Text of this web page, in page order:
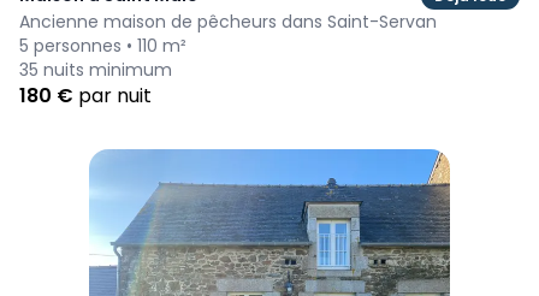
Ancienne maison de pêcheurs dans Saint-Servan
5 personnes • 110 m²
35 nuits minimum
180 € par nuit